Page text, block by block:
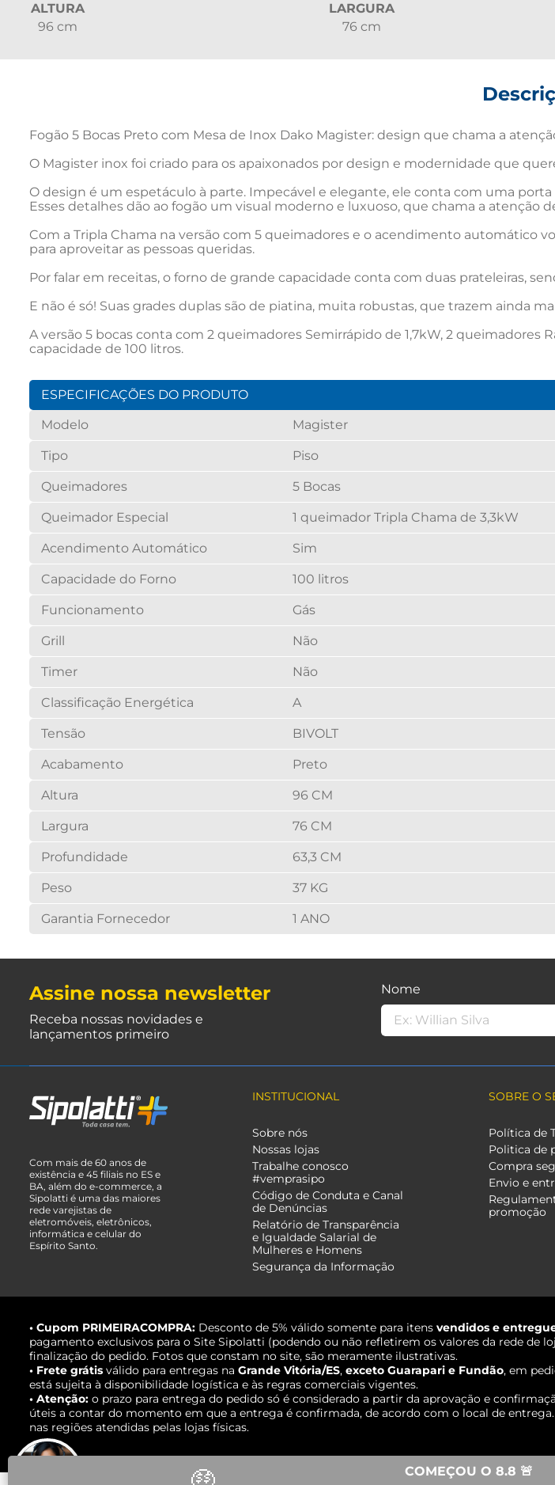
ALTURA
96 cm
LARGURA
76 cm
Fogão 5 Bocas Preto com Mesa de Inox Dako Magister: design que chama a
O Magister inox foi criado para os apaixonados por design e modernidade que
O design é um espetáculo à parte. Impecável e elegante, ele conta com uma
Esses detalhes dão ao fogão um visual moderno e luxuoso, que chama a atenção
Com a Tripla Chama na versão com 5 queimadores e o acendimento automático
para aproveitar as pessoas queridas.
Por falar em receitas, o forno de grande capacidade conta com duas prateleiras,
E não é só! Suas grades duplas são de piatina, muita robustas, que trazem ainda
A versão 5 bocas conta com 2 queimadores Semirrápido de 1,7kW, 2 queimadores
capacidade de 100 litros.
ESPECIFICAÇÕES DO PRODUTO
Modelo
Magister
Tipo Piso
Queimadores 5 Bocas
Queimador Especial 1 queimador Tripla Chama de 3,3kW
Acendimento Automático Sim
Capacidade do Forno 100 litros
Funcionamento Gás
Grill Não
Timer Não
Classificação Energética A
Tensão BIVOLT
Acabamento Preto
Altura 96 CM
Largura 76 CM
Profundidade 63,3 CM
Peso 37 KG
Garantia Fornecedor 1 ANO
Assine nossa newsletter
Receba nossas novidades e
lançamentos primeiro
Nome
Com mais de 60 anos de
existência e 45 filiais no ES e
BA, além do e-commerce, a
Sipolatti é uma das maiores
rede varejistas de
eletromóveis, eletrônicos,
informática e celular do
Espírito Santo.
INSTITUCIONAL
Sobre nós
Nossas lojas
Trabalhe conosco
#vemprasipo
Código de Conduta e Canal
de Denúncias
Relatório de Transparência
e Igualdade Salarial de
Mulheres e Homens
Segurança da Informação
SOBRE O
Política de
Politica de
Compra
Envio e
promoção
• Cupom PRIMEIRACOMPRA: Desconto de 5% válido somente para itens vendidos e
pagamento exclusivos para o Site Sipolatti (podendo ou não refletirem os valores da rede de
finalização do pedido. Fotos que constam no site, são meramente ilustrativas.
• Frete grátis válido para entregas na Grande Vitória/ES, exceto Guarapari e Fundão, em
está sujeita à disponibilidade logística e às regras comerciais vigentes.
• Atenção: o prazo para entrega do pedido só é considerado a partir da aprovação e
úteis a contar do momento em que a entrega é confirmada, de acordo com o local de
nas regiões atendidas pelas lojas físicas.
COMEÇOU O 8.8 🚨